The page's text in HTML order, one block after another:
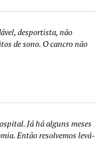
desportista, não
de sono. O cancro não
Já há alguns meses
Então resolvemos levá-